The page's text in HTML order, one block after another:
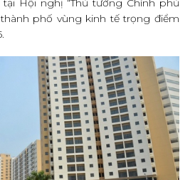
Hội nghị “Thủ tướng Chính phủ
phố vùng kinh tế trọng điểm